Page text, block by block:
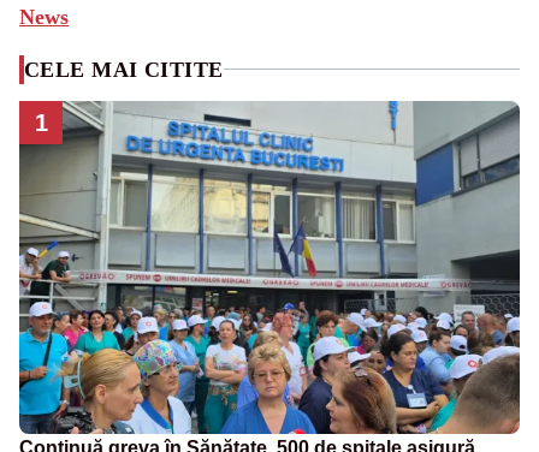
News
CELE MAI CITITE
1
Continuă greva în Sănătate. 500 de spitale asigură